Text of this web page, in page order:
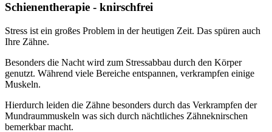
Schienentherapie - knirschfrei
Stress ist ein großes Problem in der heutigen Zeit. Das spüren auch
Ihre Zähne.
Besonders die Nacht wird zum Stressabbau durch den Körper
genutzt. Während viele Bereiche entspannen, verkrampfen einige
Muskeln.
Hierdurch leiden die Zähne besonders durch das Verkrampfen der
Mundraummuskeln was sich durch nächtliches Zähneknirschen
bemerkbar macht.